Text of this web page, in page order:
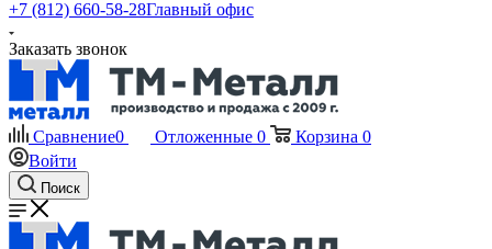
+7 (812) 660-58-28Главный офис
Заказать звонок
Сравнение0 Отложенные 0 Корзина 0
Войти
Поиск